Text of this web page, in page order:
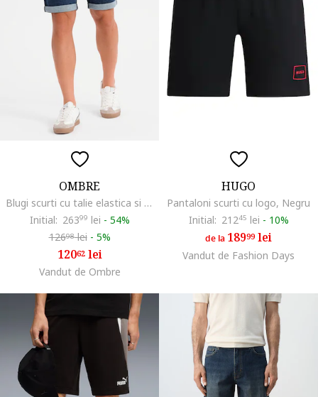
OMBRE
Blugi scurti cu talie elastica si snur, Albastru inchis
Initial: 26399 lei - 54%
12698lei - 5%
12062lei
Vandut de Ombre
HUGO
Pantaloni scurti cu logo, Negru
Initial: 21245 lei - 10%
de la 18999lei
Vandut de Fashion Days